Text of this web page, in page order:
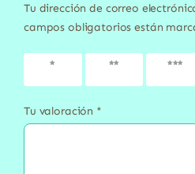
Tu dirección de correo
campos obligatorios están
1 de 5
2 de 5
3 de 5
Tu valoración *